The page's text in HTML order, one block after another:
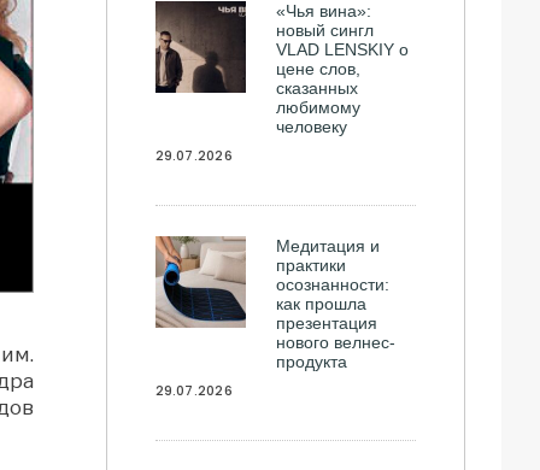
«Чья вина»:
новый сингл
VLAD LENSKIY о
цене слов,
сказанных
любимому
человеку
29.07.2026
Медитация и
практики
осознанности:
как прошла
презентация
нового велнес-
продукта
29.07.2026